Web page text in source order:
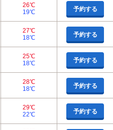
26℃
19℃
予約する
27℃
18℃
予約する
25℃
18℃
予約する
28℃
18℃
予約する
29℃
22℃
予約する